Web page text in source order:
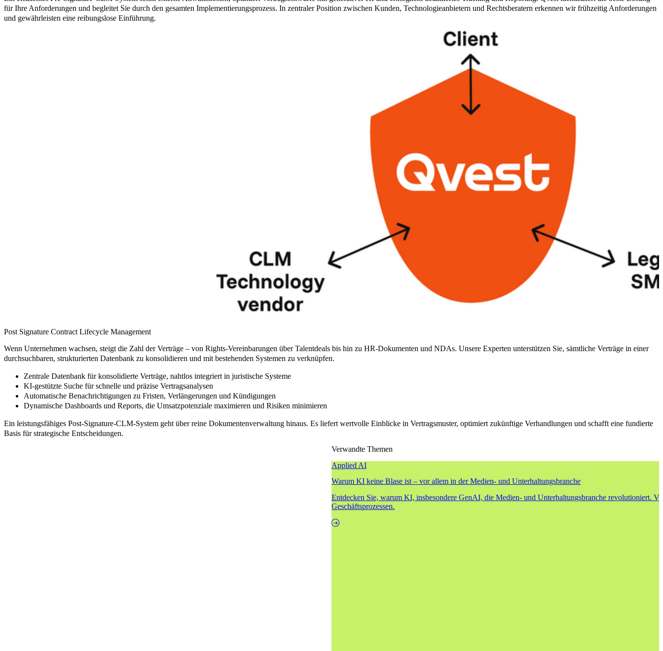
für Ihre Anforderungen und begleitet Sie durch den gesamten Implementierungsprozess. In zentraler Position zwischen Kunden, Technologieanbietern und Rechtsberatern erkennen wir frühzeitig Anforderungen
und gewährleisten eine reibungslose Einführung.
Post Signature Contract Lifecycle Management
Wenn Unternehmen wachsen, steigt die Zahl der Verträge – von Rights-Vereinbarungen über Talentdeals bis hin zu HR-Dokumenten und NDAs. Unsere Experten unterstützen Sie, sämtliche Verträge in einer
durchsuchbaren, strukturierten Datenbank zu konsolidieren und mit bestehenden Systemen zu verknüpfen.
Zentrale Datenbank für konsolidierte Verträge, nahtlos integriert in juristische Systeme
KI-gestützte Suche für schnelle und präzise Vertragsanalysen
Automatische Benachrichtigungen zu Fristen, Verlängerungen und Kündigungen
Dynamische Dashboards und Reports, die Umsatzpotenziale maximieren und Risiken minimieren
Ein leistungsfähiges Post-Signature-CLM-System geht über reine Dokumentenverwaltung hinaus. Es liefert wertvolle Einblicke in Vertragsmuster, optimiert zukünftige Verhandlungen und schafft eine fundierte
Basis für strategische Entscheidungen.
Verwandte Themen
Applied AI
Warum KI keine Blase ist – vor allem in der Medien- und Unterhaltungsbranche
Entdecken Sie, warum KI, insbesondere GenAI, die Medien- und Unterhaltungsbranche revolutioniert.
Geschäftsprozessen.